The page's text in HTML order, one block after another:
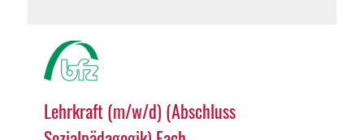
Lehrkraft (m/w/d) (Abschluss